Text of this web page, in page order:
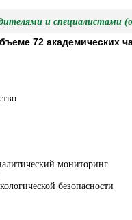
и специалистами
72 академических
мониторинг
безопасности